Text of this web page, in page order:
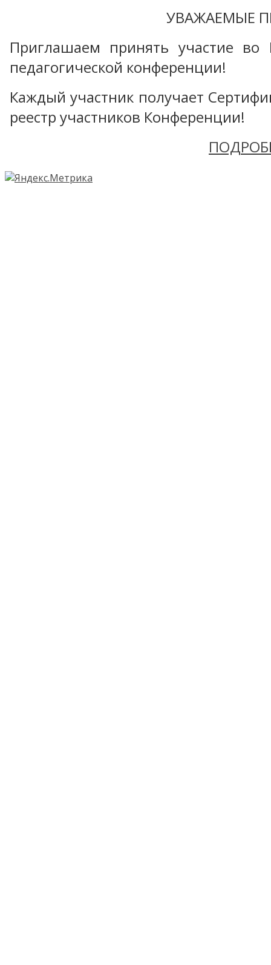
УВАЖАЕМЫЕ
Приглашаем принять участие во
педагогической конференции!
Каждый участник получает
реестр участников Конференции!